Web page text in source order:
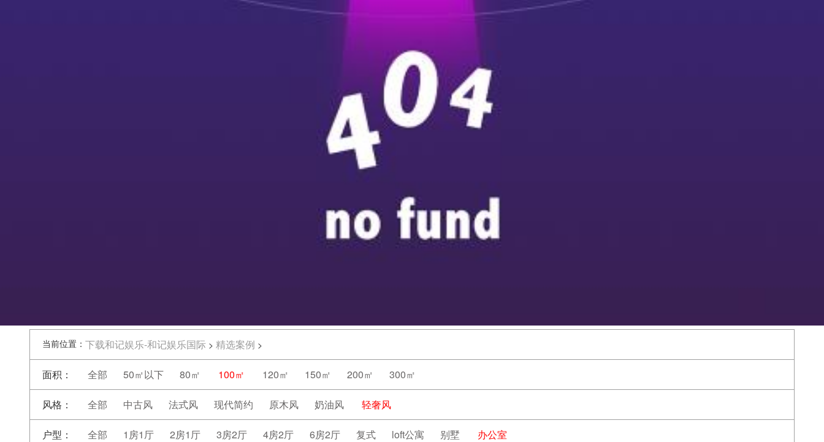
当前位置： 下载和记娱乐-和记娱乐国际 > 精选案例 >
面积： 全部 50㎡以下 80㎡ 100㎡ 120㎡ 150㎡ 200㎡ 300㎡
风格： 全部 中古风 法式风 现代简约 原木风 奶油风 轻奢风
户型： 全部 1房1厅 2房1厅 3房2厅 4房2厅 6房2厅 复式 loft公寓 别墅 办公室